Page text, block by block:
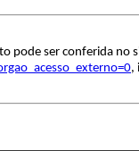
pode ser conferida no
,